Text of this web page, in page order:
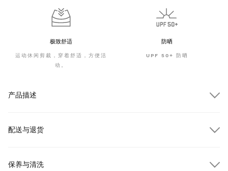
极致舒适
运动休闲剪裁，穿着舒适，方便活
动。
防晒
UPF 50+ 防晒
产品描述
配送与退货
保养与清洗